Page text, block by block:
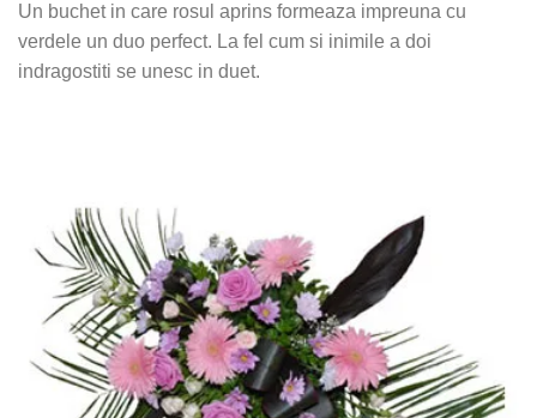
Un buchet in care rosul aprins formeaza impreuna cu
verdele un duo perfect. La fel cum si inimile a doi
indragostiti se unesc in duet.